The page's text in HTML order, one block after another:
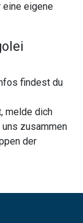
eine eigene
findest du
melde dich
zusammen
der